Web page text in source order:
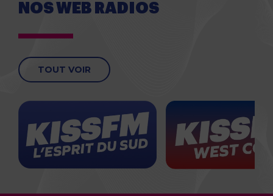
NOS WEB RADIOS
TOUT VOIR